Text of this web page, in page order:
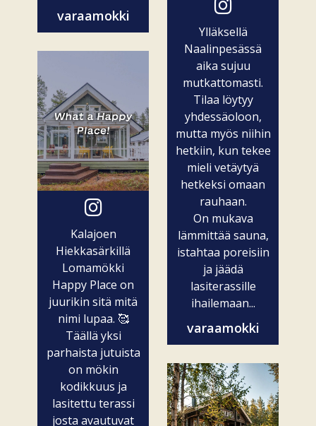
varaamokki
Kalajoen
Hiekkasärkillä
Lomamökki
Happy Place on
juurikin sitä mitä
nimi lupaa. 🥰
Täällä yksi
parhaista jutuista
on mökin
kodikkuus ja
lasitettu terassi
josta avautuvat
Ylläksellä
Naalinpesässä
aika sujuu
mutkattomasti.
Tilaa löytyy
yhdessäoloon,
mutta myös niihin
hetkiin, kun tekee
mieli vetäytyä
hetkeksi omaan
rauhaan.
On mukava
lämmittää sauna,
istahtaa poreisiin
ja jäädä
lasiterassille
ihailemaan...
varaamokki